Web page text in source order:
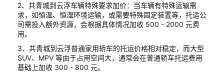
2、共青城到云浮车辆特殊要求加价：当车辆有特殊运输需
求，如恒温、恒湿环境运输，或需要特殊固定装置等，托运公
司需投入额外资源，会根据具体情况加收 500 - 2000 元费
用。
3、共青城到云浮普通家用轿车的托运价格相对稳定，而大型
SUV、MPV 等由于占用空间大，通常会在普通轿车托运费用
基础上加收 300 - 800 元。